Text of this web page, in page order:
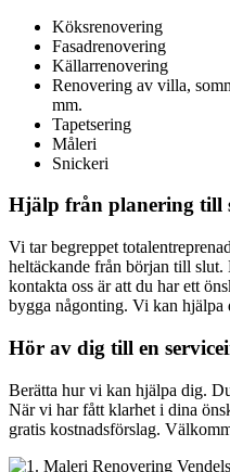
Köksrenovering
Fasadrenovering
Källarrenovering
Renovering av villa,
mm.
Tapetsering
Måleri
Snickeri
Hjälp från planering till
Vi tar begreppet
heltäckande från början till slut.
kontakta oss är att du har ett
bygga någonting. Vi kan hjälpa
Hör av dig till en
Berätta hur vi kan hjälpa dig.
När vi har fått klarhet i dina
gratis kostnadsförslag.